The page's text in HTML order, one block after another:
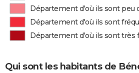
Département d'où ils sont peu
Département d'où ils sont
Département d'où ils sont très
Qui sont les habitants de